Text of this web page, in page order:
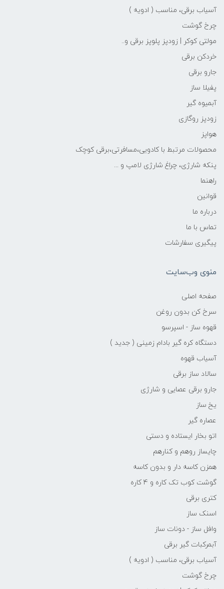
آسیاب برقی، مناسب ( ادویه )
چرخ گوشت
مولتی کوکر | زودپز پلوپز برقی و..
خردکن برقی
جارو برقی
پفیلا ساز
آبمیوه گیر
زودپز روگازی
هواپز
محصولات مرتبط با کادویی،مسافرتی،برقی کوچک
پنکه شارژی، چراغ شارژی لامپ و ...
راهنما
قوانین
درباره ما
تماس با ما
پیگیری سفارشات
منوی وب‌سایت
صفحه اصلی
سرخ کن بدون روغن
قهوه ساز - اسپرسو
دستگاه کره گیر بادام زمینی ( جدید )
آسیاب قهوه
سالاد ساز برقی
جارو برقی عصایی و شارژی
یخ ساز
عصاره گیر
اتو بخار ایستاده و دستی
چایساز روهم و کنارهم
همزن کاسه دار و بدون کاسه
گوشت کوب تک کاره و 4 کاره
کتری برقی
اسنک ساز
وافل ساز - دونات ساز
آبمرکبات گیر برقی
آسیاب برقی، مناسب ( ادویه )
چرخ گوشت